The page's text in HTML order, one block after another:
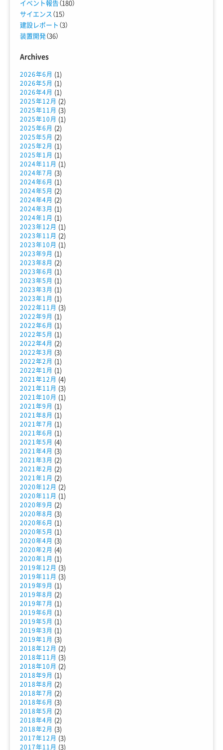
イベント報告（180）
サイエンス （15）
建設レポート （3）
装置開発（36）
Archives
2026年6月 (1)
2026年5月 (1)
2026年4月 (1)
2025年12月 (2)
2025年11月 (3)
2025年10月 (1)
2025年6月 (2)
2025年5月 (2)
2025年2月 (1)
2025年1月 (1)
2024年11月 (1)
2024年7月 (3)
2024年6月 (1)
2024年5月 (2)
2024年4月 (2)
2024年3月 (1)
2024年1月 (1)
2023年12月 (1)
2023年11月 (2)
2023年10月 (1)
2023年9月 (1)
2023年8月 (2)
2023年6月 (1)
2023年5月 (1)
2023年3月 (1)
2023年1月 (1)
2022年11月 (3)
2022年9月 (1)
2022年6月 (1)
2022年5月 (1)
2022年4月 (2)
2022年3月 (3)
2022年2月 (1)
2022年1月 (1)
2021年12月 (4)
2021年11月 (3)
2021年10月 (1)
2021年9月 (1)
2021年8月 (1)
2021年7月 (1)
2021年6月 (1)
2021年5月 (4)
2021年4月 (3)
2021年3月 (2)
2021年2月 (2)
2021年1月 (2)
2020年12月 (2)
2020年11月 (1)
2020年9月 (2)
2020年8月 (3)
2020年6月 (1)
2020年5月 (1)
2020年4月 (3)
2020年2月 (4)
2020年1月 (1)
2019年12月 (3)
2019年11月 (3)
2019年9月 (1)
2019年8月 (2)
2019年7月 (1)
2019年6月 (1)
2019年5月 (1)
2019年3月 (1)
2019年1月 (3)
2018年12月 (2)
2018年11月 (3)
2018年10月 (2)
2018年9月 (1)
2018年8月 (2)
2018年7月 (2)
2018年6月 (3)
2018年5月 (2)
2018年4月 (2)
2018年2月 (3)
2017年12月 (3)
2017年11月 (3)